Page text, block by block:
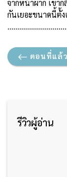
จากหน้าผาก เขา
กันเยอะขนาดนี้ตั้
ตอนที่แล้ว
รีวิวผู้อ่าน